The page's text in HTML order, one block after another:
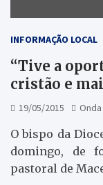
INFORMAÇÃO LOCAL
“Tive a
cristão e
19/05/2015
O bispo da
domingo, de
pastoral de